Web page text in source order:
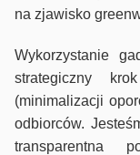
na zjawisko
Wykorzystanie
strategiczny
(minimalizacji
odbiorców.
transparentna